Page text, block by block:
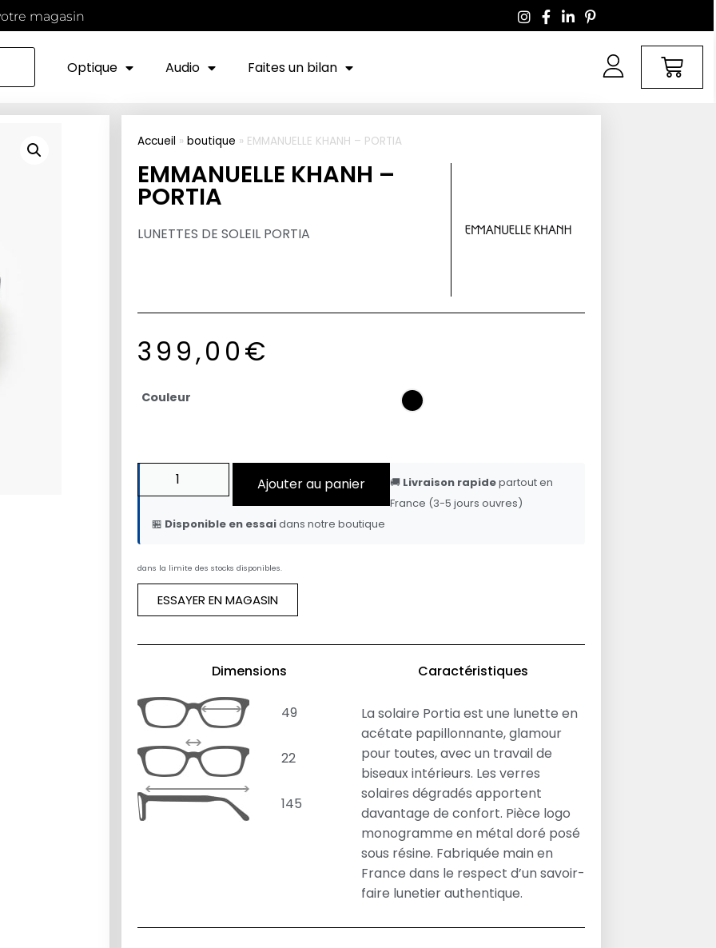
magasin
Optique Audio Faites un bilan
Accueil » boutique » EMMANUELLE KHANH – PORTIA
EMMANUELLE KHANH –
PORTIA
LUNETTES DE SOLEIL PORTIA
399,00€
Couleur
Ajouter au panier 🚚 Livraison rapidepartout en
France (3-5 jours ouvres)
🏪 Disponible en essaidans notre boutique
dans la limite des stocks disponibles.
ESSAYER EN MAGASIN
Dimensions
49
22
145
Caractéristiques
La solaire Portia est une lunette en
acétate papillonnante, glamour
pour toutes, avec un travail de
biseaux intérieurs. Les verres
solaires dégradés apportent
davantage de confort. Pièce logo
monogramme en métal doré posé
sous résine. Fabriquée main en
France dans le respect d’un savoir-
faire lunetier authentique.